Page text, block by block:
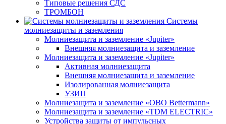
Типовые решения СДС
ТРОМБОН
Системы
молниезащиты и заземления
Молниезащита и заземление «Jupiter»
Внешняя молниезащита и заземление
Молниезащита и заземление «Jupiter»
Активная молниезащита
Внешняя молниезащита и заземление
Изолированная молниезащита
УЗИП
Молниезащита и заземление «OBO Bettermann»
Молниезащита и заземление «TDM ЕLECTRIC»
Устройства защиты от импульсных